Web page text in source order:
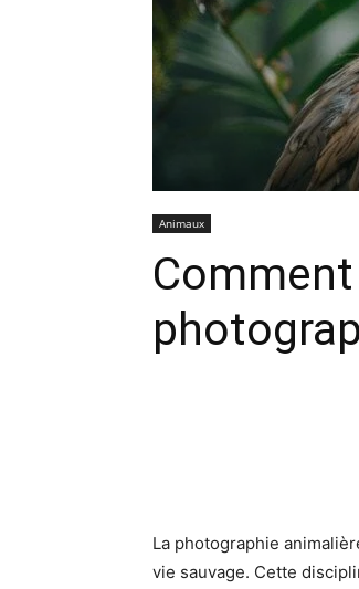
Animaux
La photographie
vie sauvage. Cette